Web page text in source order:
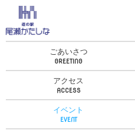
ごあいさつ
アクセス
イベント